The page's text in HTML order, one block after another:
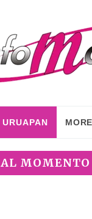
URUAPAN
AL MOMENTO